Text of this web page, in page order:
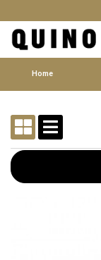
Home